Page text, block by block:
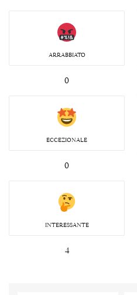
ARRABBIATO
0
ECCEZIONALE
0
INTERESSANTE
4